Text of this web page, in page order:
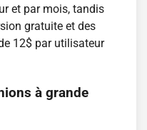
et par mois, tandis
gratuite et des
12$ par utilisateur
à grande